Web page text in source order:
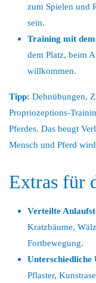
zum Spielen und
sein.
Training mit dem
dem Platz, beim
willkommen.
Tipp: Dehnübungen,
Propriozeptions-
Pferdes. Das beugt
Mensch und Pferd
Extras für
Verteilte
Kratzbäume,
Fortbewegung.
Unterschiedliche
Pflaster,